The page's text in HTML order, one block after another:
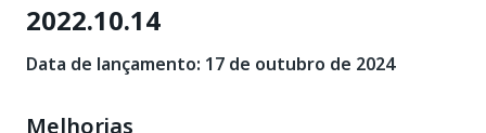
2022.10.14
Data de lançamento: 17 de outubro de 2024
Melhorias